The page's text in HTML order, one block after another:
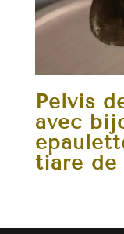
Pelvis
avec
tiare de